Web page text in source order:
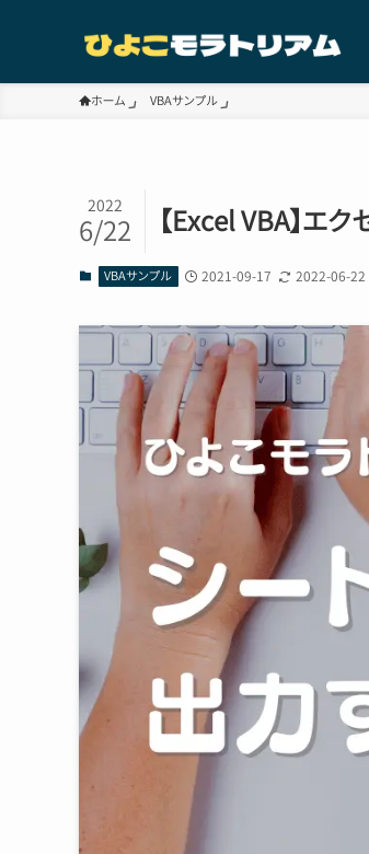
ホーム VBAサンプル
【Excel VBA】エ
2022
6/22
VBAサンプル 2021-09-17 2022-06-22